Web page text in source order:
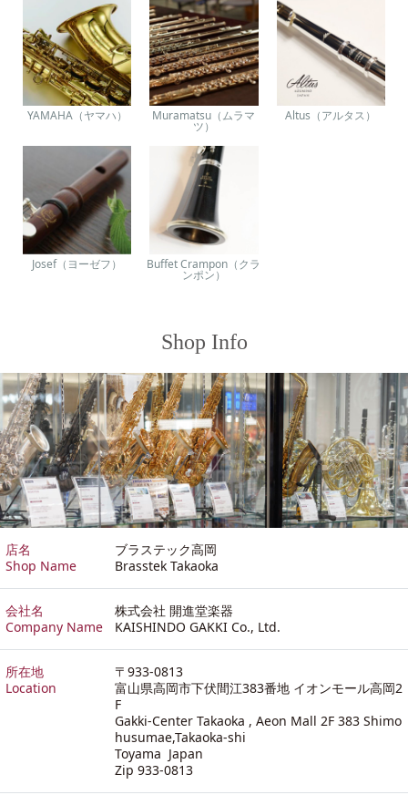
YAMAHA（ヤマハ） Muramatsu（ムラマ
ツ）
Altus（アルタス）
Josef（ヨーゼフ） Buffet Crampon（クラ
ンポン）
Shop Info
店名
Shop Name
ブラステック高岡
Brasstek Takaoka
会社名
Company Name
株式会社 開進堂楽器
KAISHINDO GAKKI Co., Ltd.
所在地
Location
〒933-0813
富山県高岡市下伏間江383番地 イオンモール高岡2
F
Gakki-Center Takaoka , Aeon Mall 2F 383 Shimo
husumae,Takaoka-shi
Toyama Japan
Zip 933-0813